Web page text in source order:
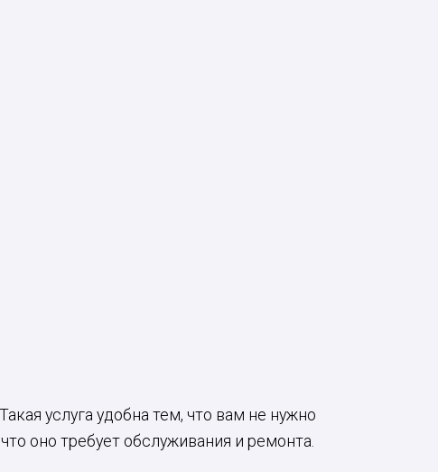
услуга удобна тем, что вам не нужно
оно требует обслуживания и ремонта.